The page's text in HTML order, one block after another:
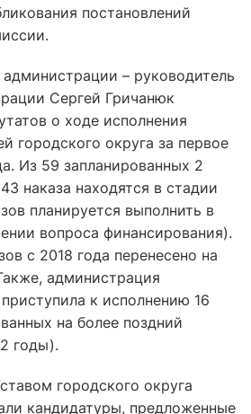
постановлений
– руководитель
Сергей Гричанюк
о ходе исполнения
городского округа за первое
Из 59 запланированных 2
наказа находятся в стадии
планируется выполнить в
вопроса финансирования).
с 2018 года перенесено на
администрация
к исполнению 16
на более поздний
годы).
городского округа
кандидатуры, предложенные